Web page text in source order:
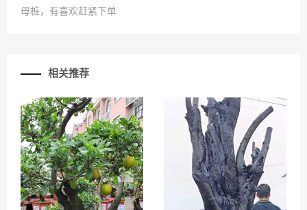
母桩，有喜欢赶紧下单
相关推荐